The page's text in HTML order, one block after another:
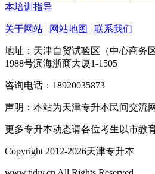
本培训指导
关于网站 | 网站地图 | 联系我们
地址：天津自贸试验区（中心商务
1988号滨海浙商大厦1-1505
咨询电话：18920035873
声明：本站为天津专升本民间交流
更多专升本动态请各位考生以市教
Copyright 2012-2026天津专升本